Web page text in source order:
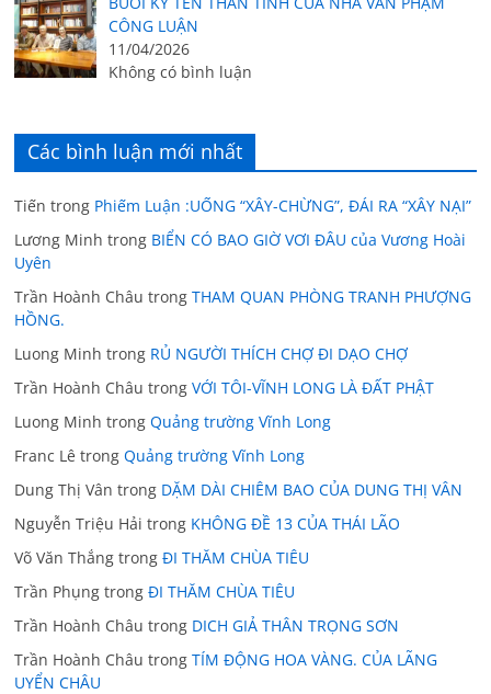
CÔNG LUẬN
11/04/2026
Không có bình luận
Các bình luận mới nhất
Tiến trong Phiếm Luận :UỐNG “XÂY-CHỪNG”, ĐÁI RA “XÂY NẠI”
Lương Minh trong BIỂN CÓ BAO GIỜ VƠI ĐÂU của Vương Hoài
Uyên
Trần Hoành Châu trongTHAM QUAN PHÒNG TRANH PHƯỢNG
HỒNG.
Luong Minh trong RỦ NGƯỜI THÍCH CHỢ ĐI DẠO CHỢ
Trần Hoành Châu trongVỚI TÔI-VĨNH LONG LÀ ĐẤT PHẬT
Luong Minh trongQuảng trường Vĩnh Long
Franc Lê trongQuảng trường Vĩnh Long
Dung Thị Vân trong DẶM DÀI CHIÊM BAO CỦA DUNG THỊ VÂN
Nguyễn Triệu Hải trong KHÔNG ĐỀ 13 CỦA THÁI LÃO
Võ Văn Thắng trongĐI THĂM CHÙA TIÊU
Trần Phụng trongĐI THĂM CHÙA TIÊU
Trần Hoành Châu trong DICH GIẢ THÂN TRỌNG SƠN
Trần Hoành Châu trongTÍM ĐỘNG HOA VÀNG. CỦA LÃNG
UYỂN CHÂU